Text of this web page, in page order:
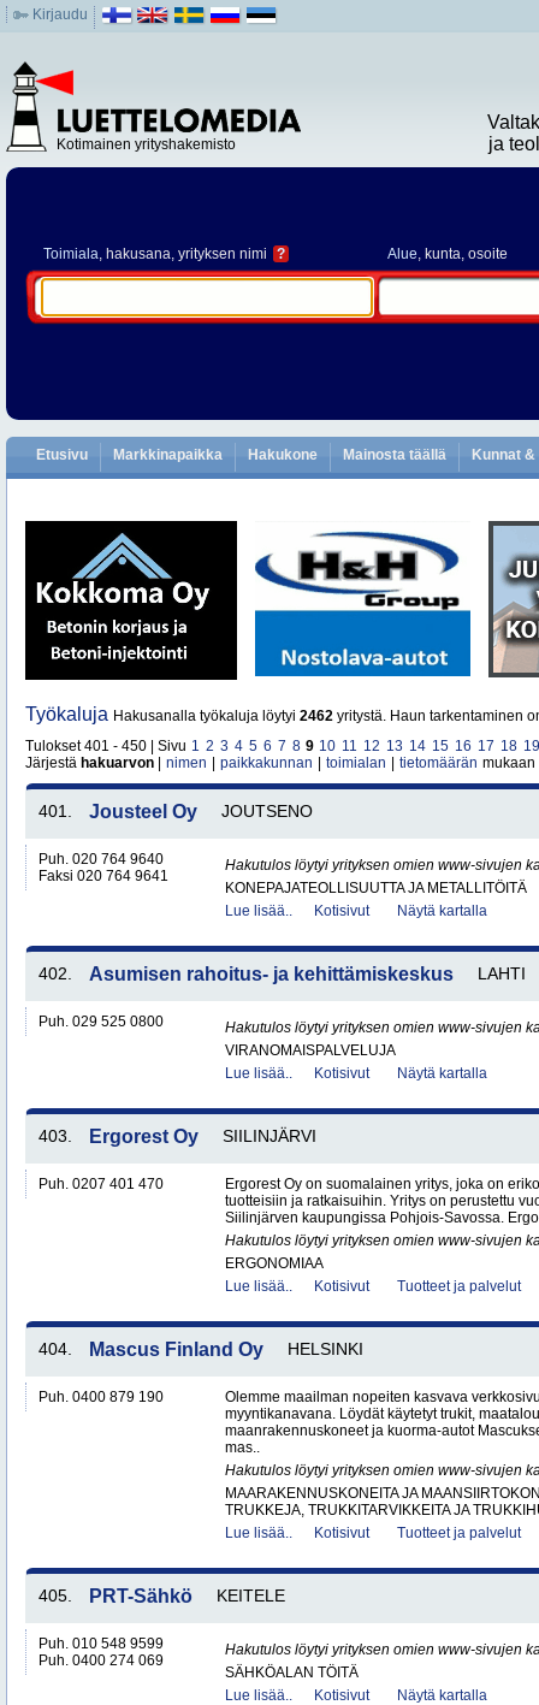
Kirjaudu
Kotimainen yrityshakemisto
ja
Toimiala, hakusana, yrityksen nimi ? Alue, kunta, osoite
Etusivu Markkinapaikka Hakukone Mainosta täällä Kunnat
Työkaluja Hakusanalla työkaluja löytyi 2462 yritystä. Haun tarkentaminen
Tulokset 401 - 450 | Sivu 1 2 3 4 5 6 7 8 9 10 11 12 13 14 15 16 17 18 19
Järjestä hakuarvon nimen paikkakunnan toimialan tietomäärän mukaan
401. Jousteel Oy JOUTSENO
Puh. 020 764 9640
Faksi 020 764 9641
Hakutulos löytyi yrityksen omien www-sivujen
KONEPAJATEOLLISUUTTA JA METALLITÖITÄ
Lue lisää..
Kotisivut Näytä kartalla
402. Asumisen rahoitus- ja kehittämiskeskus LAHTI
Puh. 029 525 0800
Hakutulos löytyi yrityksen omien www-sivujen
VIRANOMAISPALVELUJA
Lue lisää..
Kotisivut Näytä kartalla
403. Ergorest Oy SIILINJÄRVI
Puh. 0207 401 470
Ergorest Oy on suomalainen yritys, joka on
tuotteisiin ja ratkaisuihin. Yritys on perustettu
Siilinjärven kaupungissa Pohjois-Savossa.
Hakutulos löytyi yrityksen omien www-sivujen
ERGONOMIAA
Lue lisää..
Kotisivut Tuotteet ja palvelut
404. Mascus Finland Oy HELSINKI
Puh. 0400 879 190
Olemme maailman nopeiten kasvava
myyntikanavana. Löydät käytetyt trukit,
maanrakennuskoneet ja kuorma-autot
mas..
Hakutulos löytyi yrityksen omien www-sivujen
MAARAKENNUSKONEITA JA
TRUKKEJA, TRUKKITARVIKKEITA JA
Lue lisää..
Kotisivut Tuotteet ja palvelut
405. PRT-Sähkö KEITELE
Puh. 010 548 9599
Puh. 0400 274 069
Hakutulos löytyi yrityksen omien www-sivujen
SÄHKÖALAN TÖITÄ
Lue lisää..
Kotisivut Näytä kartalla